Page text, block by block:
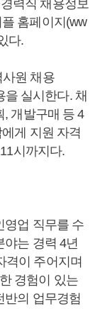
력직 채용정보
홈페이지(ww
다.
원 채용
실시한다. 채
, 개발구매 등 4
게 지원 자격
시까지다.
영업 직무를 수
야는 경력 4년
격이 주어지며
경험이 있는
반의 업무경험